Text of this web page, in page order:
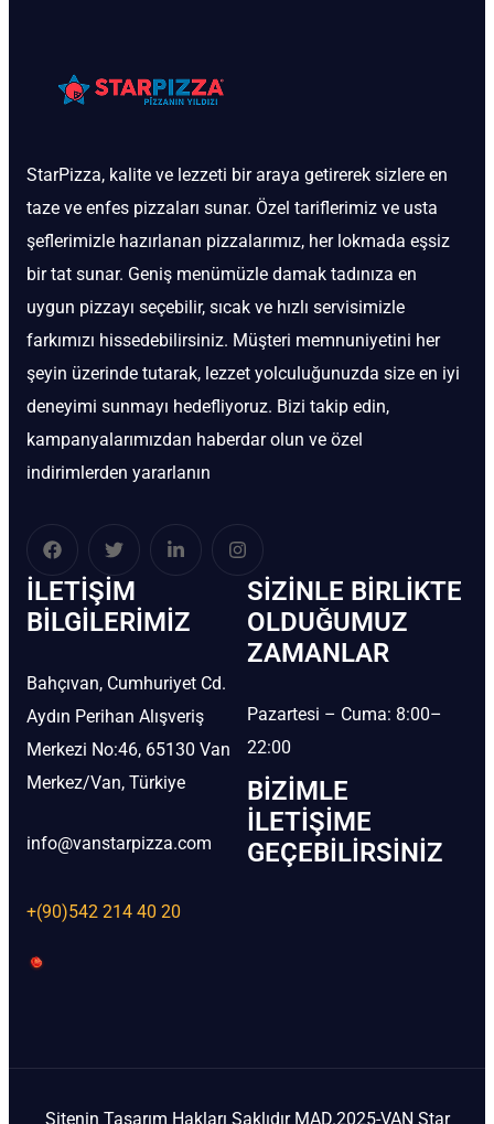
StarPizza, kalite ve lezzeti bir araya getirerek sizlere en
taze ve enfes pizzaları sunar. Özel tariflerimiz ve usta
şeflerimizle hazırlanan pizzalarımız, her lokmada eşsiz
bir tat sunar. Geniş menümüzle damak tadınıza en
uygun pizzayı seçebilir, sıcak ve hızlı servisimizle
farkımızı hissedebilirsiniz. Müşteri memnuniyetini her
şeyin üzerinde tutarak, lezzet yolculuğunuzda size en iyi
deneyimi sunmayı hedefliyoruz. Bizi takip edin,
kampanyalarımızdan haberdar olun ve özel
indirimlerden yararlanın
İLETIŞIM
BİLGILERIMIZ
Bahçıvan, Cumhuriyet Cd.
Aydın Perihan Alışveriş
Merkezi No:46, 65130 Van
Merkez/Van, Türkiye
info@vanstarpizza.com
+(90)542 214 40 20
SIZINLE BIRLIKTE
OLDUĞUMUZ
ZAMANLAR
Pazartesi – Cuma: 8:00–
22:00
BIZIMLE
İLETIŞIME
GEÇEBILIRSINIZ
Sitenin Tasarım Hakları Saklıdır MAD.2025-VAN Star